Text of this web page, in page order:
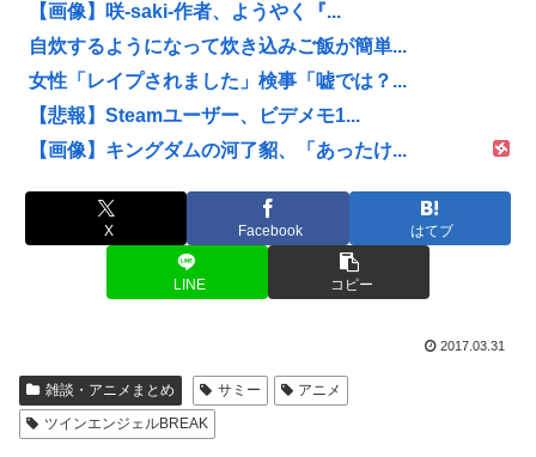
【画像】咲-saki-作者、ようやく『...
自炊するようになって炊き込みご飯が簡単...
女性「レイプされました」検事「嘘では？...
【悲報】Steamユーザー、ビデメモ1...
【画像】キングダムの河了貂、「あったけ...
X Facebook はてブ
LINE コピー
2017.03.31
雑談・アニメまとめ サミー
アニメ
ツインエンジェルBREAK